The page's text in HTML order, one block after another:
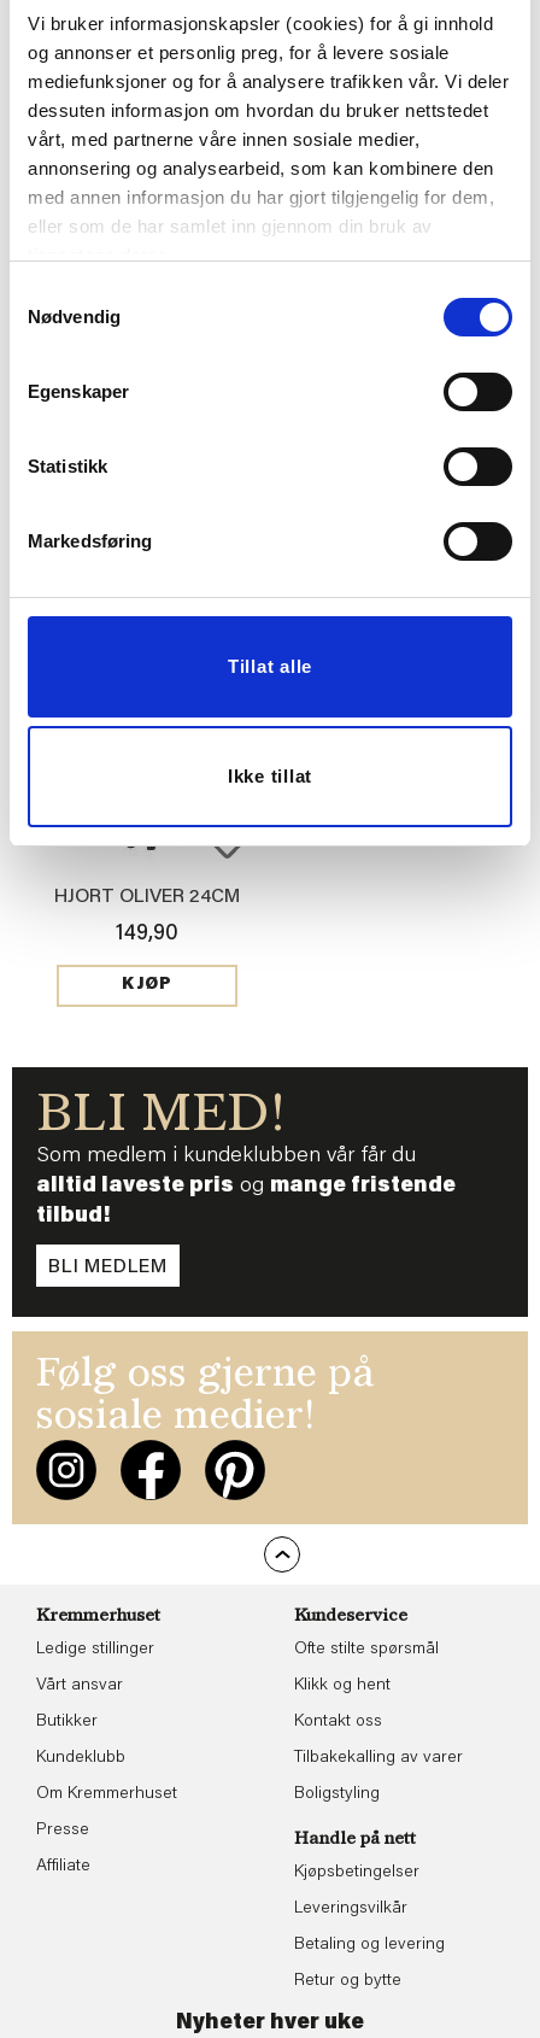
Vi bruker informasjonskapsler (cookies) for å gi innhold
og annonser et personlig preg, for å levere sosiale
mediefunksjoner og for å analysere trafikken vår. Vi deler
dessuten informasjon om hvordan du bruker nettstedet
vårt, med partnerne våre innen sosiale medier,
annonsering og analysearbeid, som kan kombinere den
med annen informasjon du har gjort tilgjengelig for dem,
eller som de har samlet inn gjennom din bruk av
Nødvendig
Egenskaper
Statistikk
Markedsføring
Tillat alle
Ikke tillat
LYSESTAKE MELINA
18CM BEIGE
99,90
KJØP
BORDLAMPE UNA
27,5CM SAND
999,00
KJØP
129,00
KJØP
LYSLYKT PAVIA 10CM
KJØP
HJORT OLIVER 24CM
149,90
KJØP
BLI MED!
Som medlem i kundeklubben vår får du
alltid laveste pris og mange fristende
tilbud!
BLI MEDLEM
Følg oss gjerne på
sosiale medier!
Kremmerhuset
Ledige stillinger
Vårt ansvar
Butikker
Kundeklubb
Om Kremmerhuset
Presse
Affiliate
Kundeservice
Ofte stilte spørsmål
Klikk og hent
Kontakt oss
Tilbakekalling av varer
Boligstyling
Handle på nett
Kjøpsbetingelser
Leveringsvilkår
Betaling og levering
Retur og bytte
Nyheter hver uke